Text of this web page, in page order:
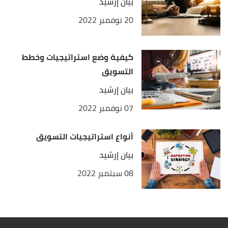
20 نوفمبر 2022
كيفية وضع استراتيجيات وخطط
التسويق
بيان إرشيد
07 نوفمبر 2022
أنواع استراتيجيات التسويق
بيان إرشيد
08 سبتمبر 2022